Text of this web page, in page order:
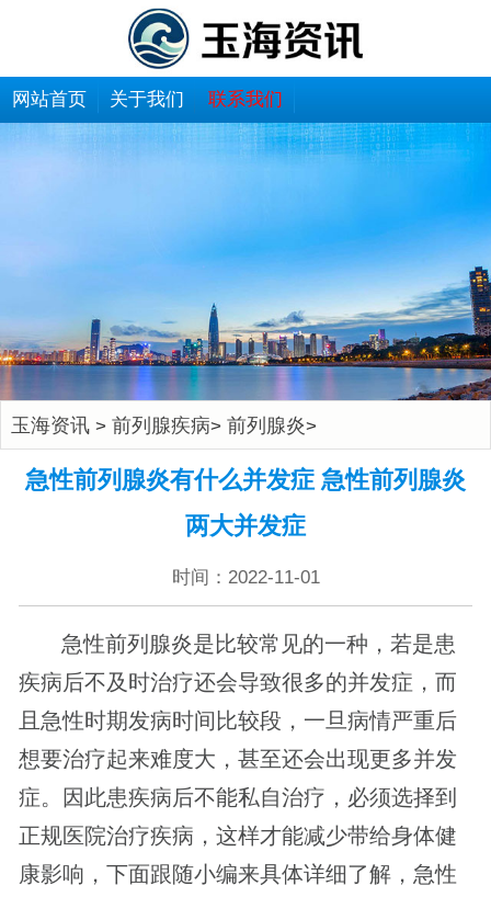
网站首页 关于我们 联系我们
玉海资讯> 前列腺疾病> 前列腺炎>
急性前列腺炎有什么并发症 急性前列腺炎
两大并发症
时间：2022-11-01
急性前列腺炎是比较常见的一种，若是患
疾病后不及时治疗还会导致很多的并发症，而
且急性时期发病时间比较段，一旦病情严重后
想要治疗起来难度大，甚至还会出现更多并发
症。因此患疾病后不能私自治疗，必须选择到
正规医院治疗疾病，这样才能减少带给身体健
康影响，下面跟随小编来具体详细了解，急性